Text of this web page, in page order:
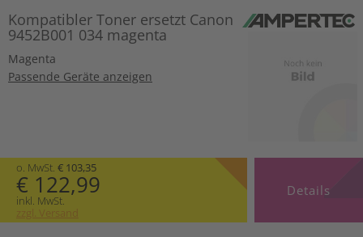
Kompatibler Toner ersetzt Canon
9452B001 034 magenta
Magenta
Passende Geräte anzeigen
o. MwSt. € 103,35
€ 122,99
inkl. MwSt.
zzgl. Versand
Details